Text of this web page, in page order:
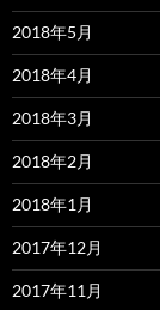
2018年5月
2018年4月
2018年3月
2018年2月
2018年1月
2017年12月
2017年11月